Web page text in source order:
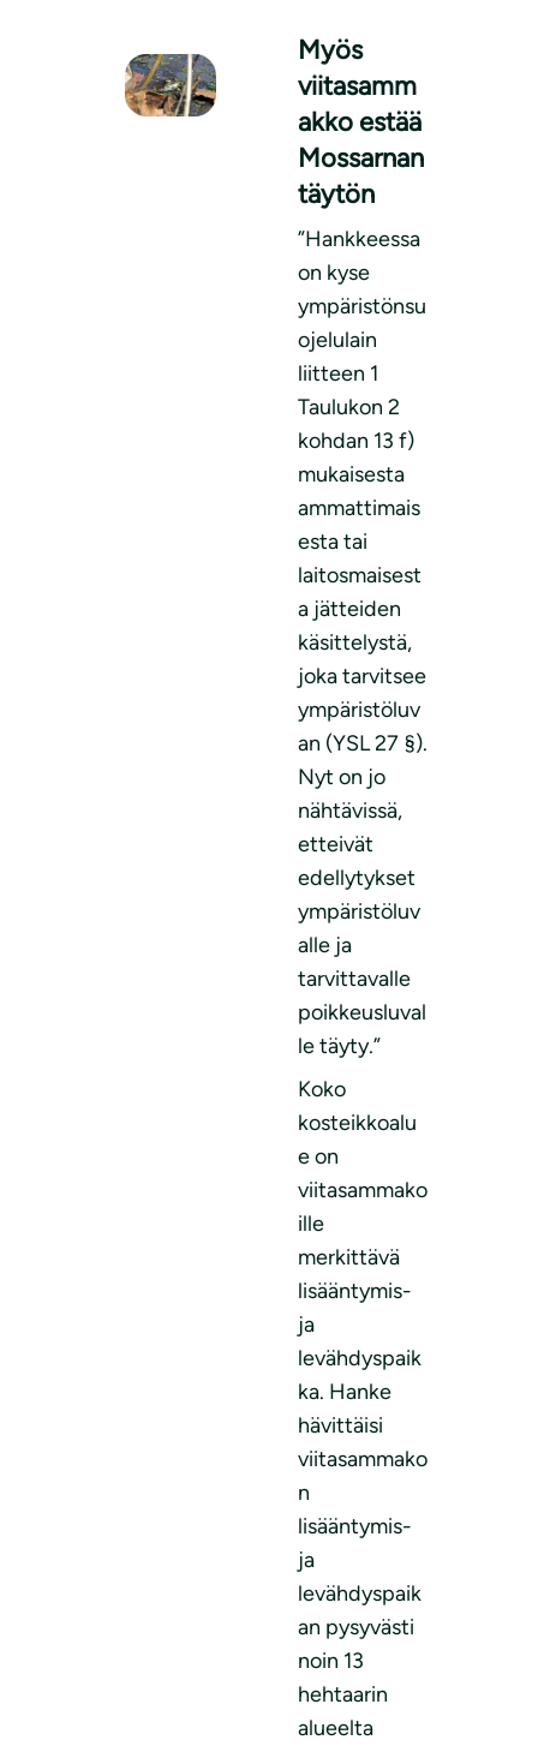
Myös
viitasamm
akko estää
Mossarnan
täytön
”Hankkeessa
on kyse
ympäristönsu
ojelulain
liitteen 1
Taulukon 2
kohdan 13 f)
mukaisesta
ammattimais
esta tai
laitosmaisest
a jätteiden
käsittelystä,
joka tarvitsee
ympäristöluv
an (YSL 27 §).
Nyt on jo
nähtävissä,
etteivät
edellytykset
ympäristöluv
alle ja
tarvittavalle
poikkeusluval
le täyty.”
Koko
kosteikkoalu
e on
viitasammako
ille
merkittävä
lisääntymis-
ja
levähdyspaik
ka. Hanke
hävittäisi
viitasammako
n
lisääntymis-
ja
levähdyspaik
an pysyvästi
noin 13
hehtaarin
alueelta